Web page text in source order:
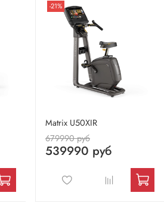
-21%
Matrix U50XIR
679990 руб
539990 руб